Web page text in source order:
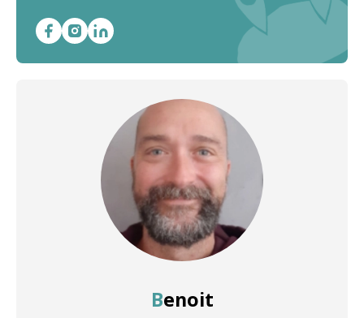
Benoit